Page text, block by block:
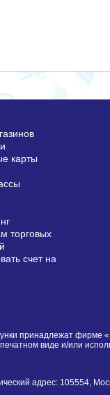
карты
торговых
счет на
принадлежат фирме
виде и/или
адрес: 105554,